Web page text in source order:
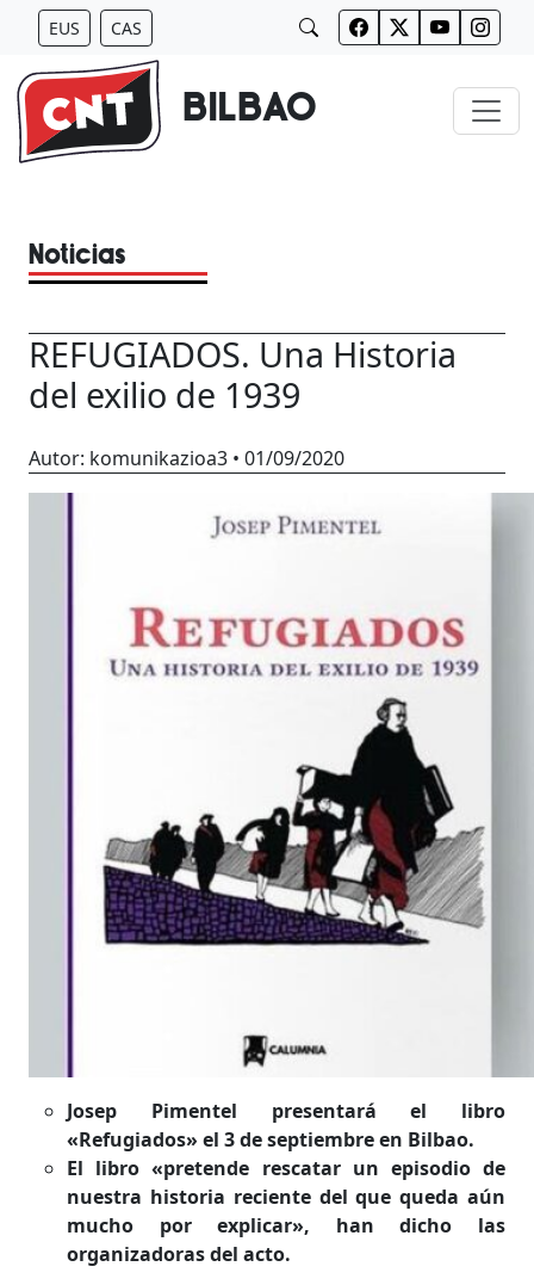
Saltar
contenido
EUS CAS
BILBAO
Noticias
REFUGIADOS. Una Historia
del exilio de 1939
Autor: komunikazioa3 • 01/09/2020
Josep Pimentel presentará el libro
«Refugiados» el 3 de septiembre en Bilbao.
El libro «pretende rescatar un episodio de
nuestra historia reciente del que queda aún
mucho por explicar», han dicho las
organizadoras del acto.